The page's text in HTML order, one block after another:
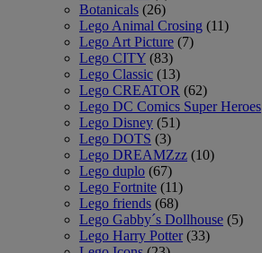
Botanicals (26)
Lego Animal Crosing (11)
Lego Art Picture (7)
Lego CITY (83)
Lego Classic (13)
Lego CREATOR (62)
Lego DC Comics Super Heroes
Lego Disney (51)
Lego DOTS (3)
Lego DREAMZzz (10)
Lego duplo (67)
Lego Fortnite (11)
Lego friends (68)
Lego Gabby´s Dollhouse (5)
Lego Harry Potter (33)